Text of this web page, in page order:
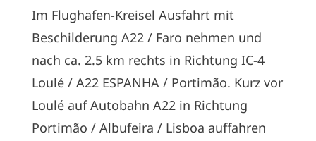
Im Flughafen-Kreisel Ausfahrt mit
Beschilderung A22 / Faro nehmen und
nach ca. 2.5 km rechts in Richtung IC-4
Loulé / A22 ESPANHA / Portimão. Kurz vor
Loulé auf Autobahn A22 in Richtung
Portimão / Albufeira / Lisboa auffahren